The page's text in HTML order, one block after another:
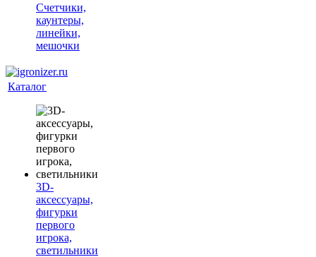
Счетчики,
каунтеры,
линейки,
мешочки
Каталог
3D-
аксессуары,
фигурки
первого
игрока,
светильники